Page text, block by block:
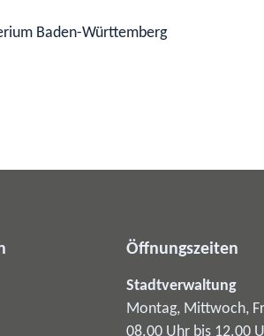
Baden-Württemberg
Öffnungszeiten
Stadtverwaltung
Montag, Mittwoch,
08.00 Uhr bis 12.00